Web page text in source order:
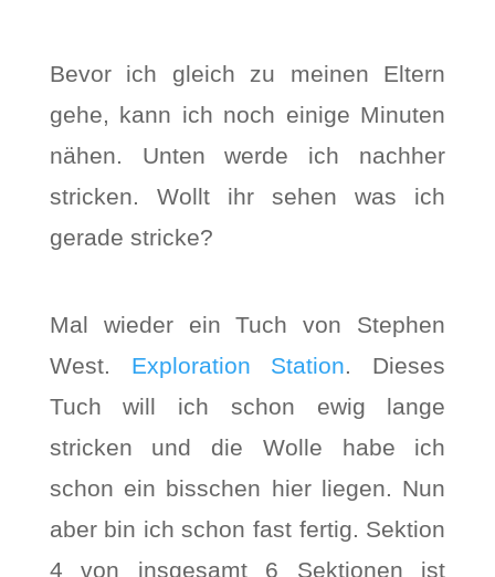
Bevor ich gleich zu meinen Eltern
gehe, kann ich noch einige Minuten
nähen. Unten werde ich nachher
stricken. Wollt ihr sehen was ich
gerade stricke?
Mal wieder ein Tuch von Stephen
West. Exploration Station. Dieses
Tuch will ich schon ewig lange
stricken und die Wolle habe ich
schon ein bisschen hier liegen. Nun
aber bin ich schon fast fertig. Sektion
4 von insgesamt 6 Sektionen ist